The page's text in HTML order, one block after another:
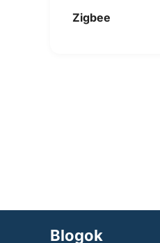
Zigbee
Blogok